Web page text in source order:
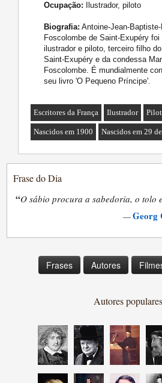
Ocupação: Ilustrador, piloto
Biografia: Antoine-Jean-
Foscolombe de Saint-Exupéry foi
ilustrador e piloto, terceiro filho
Saint-Exupéry e da condessa
Foscolombe. É mundialmente
seu livro 'O Pequeno Príncipe'.
Escritores da França Ilustrador
Nascidos em 1900 Nascidos em 29
Frase do Dia
“O sábio procura a sabedoria, o tolo
—Georg
Frases Autores
Autores populares